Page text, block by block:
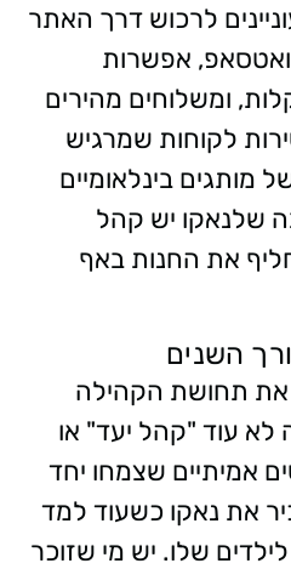
לרכוש דרך האתר
אפשרות
ומשלוחים מהירים
לקוחות שמרגיש
מותגים בינלאומיים
שלנאקו יש קהל
את החנות באף
השנים
את תחושת הקהילה
לא עוד "קהל יעד" או
אמיתיים שצמחו יחד
את נאקו כשעוד למד
שלו. יש מי שזוכר